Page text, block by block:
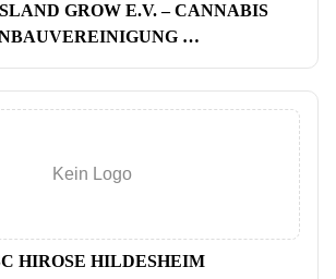
GROW E.V. – CANNABIS
…
Kein Logo
HIROSE HILDESHEIM